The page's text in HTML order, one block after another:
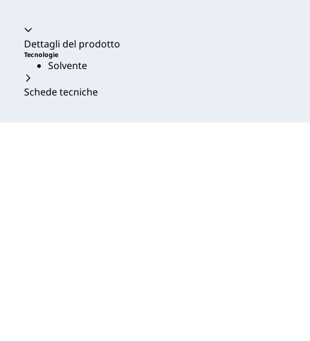
Dettagli del prodotto
Tecnologie
Solvente
Schede tecniche